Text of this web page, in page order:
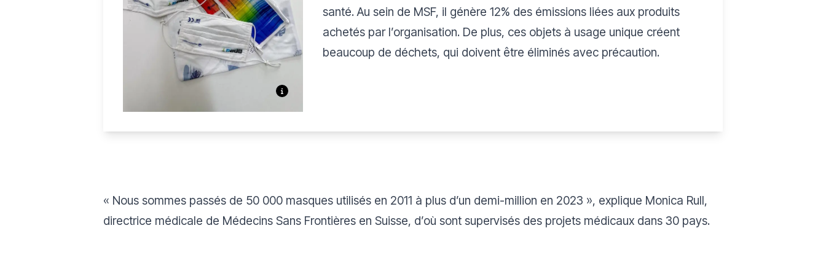
santé. Au sein de MSF, il génère 12% des émissions liées aux produits
achetés par l’organisation. De plus, ces objets à usage unique créent
beaucoup de déchets, qui doivent être éliminés avec précaution.
« Nous sommes passés de 50 000 masques utilisés en 2011 à plus d’un demi-million en 2023 », explique Monica Rull,
directrice médicale de Médecins Sans Frontières en Suisse, d’où sont supervisés des projets médicaux dans 30 pays.